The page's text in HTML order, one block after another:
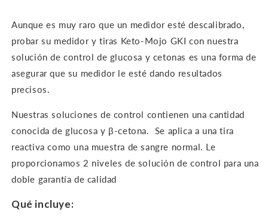
la
cetona
-
PAQUETE
DUAL
la
cetona
-
Aunque es muy raro que un medidor esté descalibrado,
probar su medidor y tiras Keto-Mojo GKI con nuestra
solución de control de glucosa y cetonas es una forma de
asegurar que su medidorle esté dando resultados
precisos.
Nuestras soluciones de control contienen una cantidad
conocida de glucosa y β-cetona.
Se aplica a una tira
reactiva como una muestra de sangre normal. Le
proporcionamos 2 niveles de solución de control para una
doble garantía de calidad
Qué incluye: